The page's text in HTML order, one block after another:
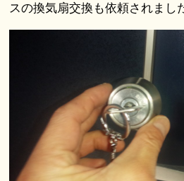
スの換気扇交換も依頼されまし